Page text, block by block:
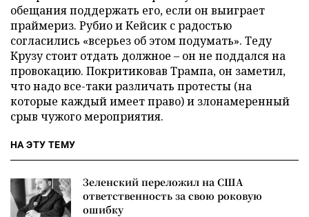
обещания поддержать его, если он выиграет
праймериз. Рубио и Кейсик с радостью
согласились «всерьез об этом подумать». Теду
Крузу стоит отдать должное – он не поддался на
провокацию. Покритиковав Трампа, он заметил,
что надо все-таки различать протесты (на
которые каждый имеет право) и злонамеренный
срыв чужого мероприятия.
НА ЭТУ ТЕМУ
Зеленский переложил на США
ответственность за свою роковую
ошибку